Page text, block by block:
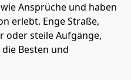
Ansprüche und haben
erlebt. Enge Straße,
oder steile Aufgänge,
Besten und